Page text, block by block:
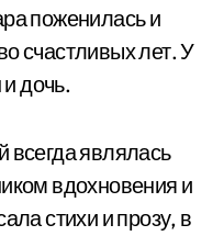
поженилась и
счастливых лет. У
дочь.
всегда являлась
вдохновения и
стихи и прозу, в